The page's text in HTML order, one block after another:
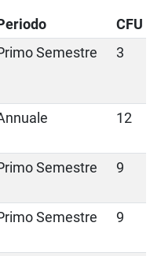
CFU
Semestre 3
12
Semestre 9
Semestre 9